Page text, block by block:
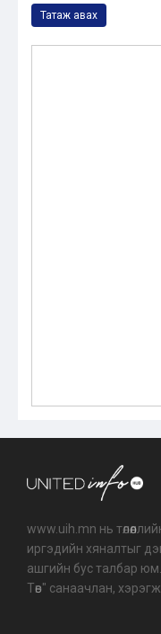
Татаж авах
www.uih.mn нь
иргэдийн хяналтыг
ашгийн бус талбар юм.
Төв" санаачлан,